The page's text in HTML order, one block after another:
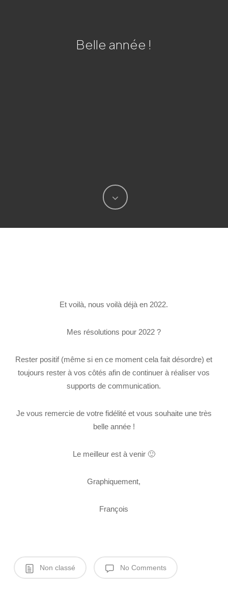
Belle année !
Et voilà, nous voilà déjà en 2022.
Mes résolutions pour 2022 ?
Rester positif (même si en ce moment cela fait désordre) et
toujours rester à vos côtés afin de continuer à réaliser vos
supports de communication.
Je vous remercie de votre fidélité et vous souhaite une très
belle année !
Le meilleur est à venir 🙂
Graphiquement,
François
Non classé No Comments